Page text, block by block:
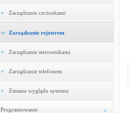
Zarządzanie czcionkami
Zarządzanie rejestrem
Zarządzanie sterownikami
Zarządzanie telefonem
Zmiana wyglądu systemu
Programowanie